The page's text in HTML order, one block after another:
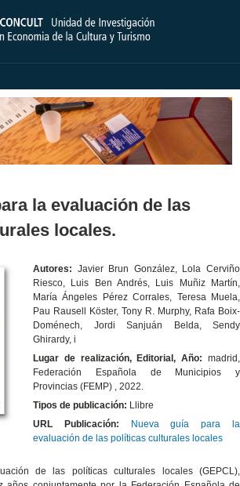
la evaluación de las
locales.
Autores: Javier Brun González, Lola Cerviño
Riesco, Luis Ben Andrés, Luis Muñiz Martín,
María Ángeles Pérez Corrales, Teresa Muela,
Pau Rausell Köster, Tony R. Murphy, Rafa Boix-
Doménech, Jordi Sanjuán Belda, Sendy
Ghirardy, i
Lugar de realización, Editorial, Año: madrid,
Federación Española de Municipios y
Provincias (FEMP) , 2022.
Tipos de publicación: Llibre
URL Publicación: Nueva guía para la
evaluación de las políticas culturales locales
de las políticas culturales locales (GEPCL),